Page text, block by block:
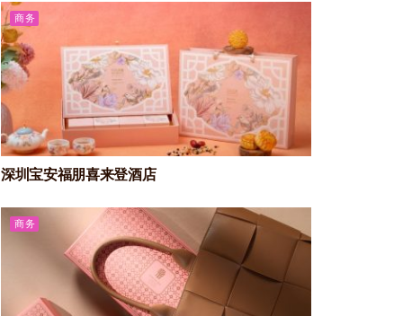
商务
深圳宝安福朋喜来登酒店
商务